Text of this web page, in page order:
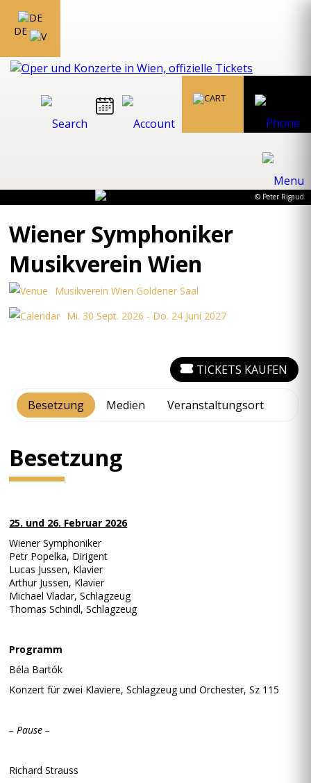
DE
© Peter Rigaud
Wiener Symphoniker
Musikverein Wien
Musikverein Wien Goldener Saal
Mi. 30 Sept. 2026 - Do. 24 Juni 2027
Besetzung Medien Veranstaltungsort
TICKETS KAUFEN
Besetzung
25. und 26. Februar 2026
Wiener Symphoniker
Petr Popelka, Dirigent
Lucas Jussen, Klavier
Arthur Jussen, Klavier
Michael Vladar, Schlagzeug
Thomas Schindl, Schlagzeug
Programm
Béla Bartók
Konzert für zwei Klaviere, Schlagzeug und Orchester, Sz 115
– Pause –
Richard Strauss